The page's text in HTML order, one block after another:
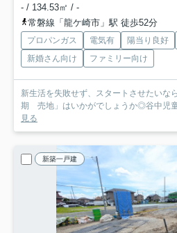
- / 134.53㎡ / -
常磐線「龍ケ崎市」駅 徒歩52分
プロパンガス 電気有 陽当り良好
新婚さん向け
ファミリー向け
新生活を失敗せず、スタートさせたい
期 売地」はいかがでしょうか◎谷中児
見る
新築一戸建